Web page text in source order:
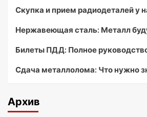
Скупка и прием радиодеталей у
Нержавеющая сталь: Металл
Билеты ПДД: Полное
Сдача металлолома: Что нужно
Архив